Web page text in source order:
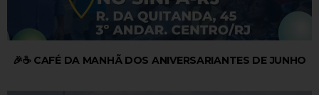
🎉☕ CAFÉ DA MANHÃ DOS ANIVERSARIANTES DE JUNHO